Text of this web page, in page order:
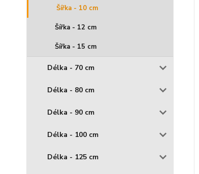
Šířka - 10 cm
Šířka - 12 cm
Šířka - 15 cm
Délka - 70 cm
Délka - 80 cm
Délka - 90 cm
Délka - 100 cm
Délka - 125 cm